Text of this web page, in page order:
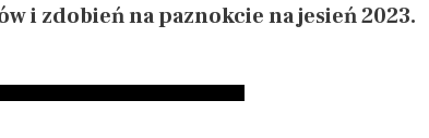
i zdobień na paznokcie na jesień 2023.